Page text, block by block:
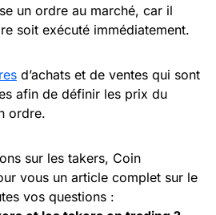
un ordre au marché, car il
soit exécuté immédiatement.
d’achats et de ventes qui sont
afin de définir les prix du
ordre.
sur les takers, Coin
vous un article complet sur le
vos questions :